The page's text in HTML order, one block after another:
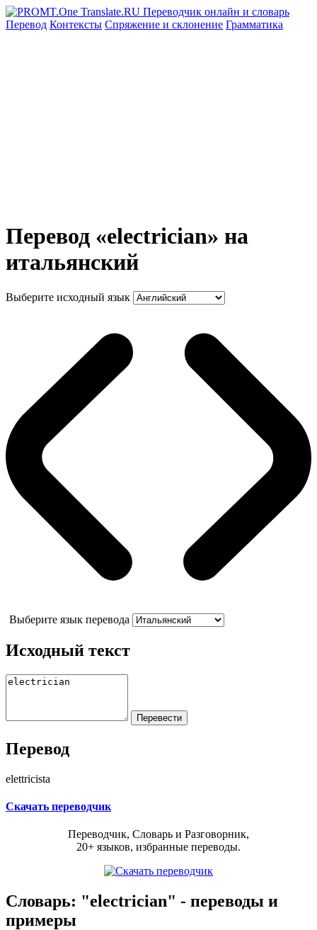
Перевод Контексты Спряжение и склонение Грамматика
Перевод «electrician» на
итальянский
Выберите исходный язык
Выберите язык перевода
Исходный текст
Перевод
elettricista
Скачать переводчик
Переводчик, Словарь и Разговорник,
20+ языков, избранные переводы.
Словарь: "electrician" - переводы и
примеры